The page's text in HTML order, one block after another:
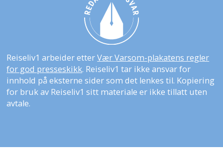
Reiseliv1 arbeider etterVær Varsom-plakatens regler
for god presseskikk. Reiseliv1 tar ikke ansvar for
innhold på eksterne sider som det lenkes til. Kopiering
for bruk av Reiseliv1 sitt materiale er ikke tillatt uten
avtale.